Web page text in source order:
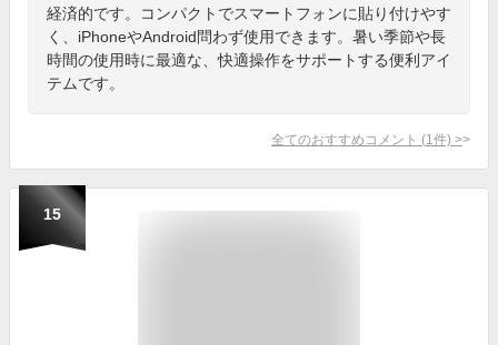
経済的です。コンパクトでスマートフォンに貼り付けやす
く、iPhoneやAndroid問わず使用できます。暑い季節や長
時間の使用時に最適な、快適操作をサポートする便利アイ
テムです。
全てのおすすめコメント (1 件) >
15